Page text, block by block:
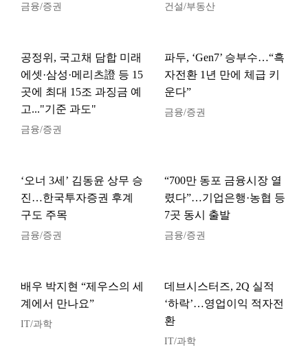
금융/증권 건설/부동산
공정위, 국고채 담합 미래
에셋·삼성·메리츠證 등 15
곳에 최대 15조 과징금 예
고..."기준 과도"
금융/증권
파두, ‘Gen7’ 승부수…“흑
자전환 1년 만에 체급 키
운다”
금융/증권
‘오너 3세’ 김동윤 상무 승
진…한국투자증권 후계
구도 주목
금융/증권
“700만 동포 금융시장 열
렸다”…기업은행·농협 등
7곳 동시 출발
금융/증권
배우 박지현 “제우스의 세
계에서 만나요”
IT/과학
데브시스터즈, 2Q 실적
‘하락’…영업이익 적자전
환
IT/과학